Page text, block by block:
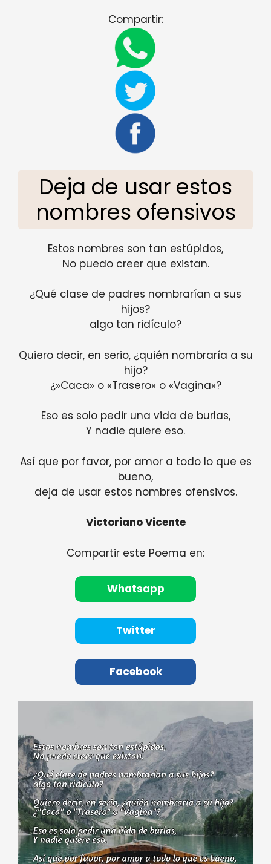
Compartir:
Deja de usar estos
nombres ofensivos
Estos nombres son tan estúpidos,
No puedo creer que existan.
¿Qué clase de padres nombrarían a sus
hijos?
algo tan ridículo?
Quiero decir, en serio, ¿quién nombraría a su
hijo?
¿»Caca» o «Trasero» o «Vagina»?
Eso es solo pedir una vida de burlas,
Y nadie quiere eso.
Así que por favor, por amor a todo lo que es
bueno,
deja de usar estos nombres ofensivos.
Victoriano Vicente
Compartir este Poema en:
Whatsapp
Twitter
Facebook